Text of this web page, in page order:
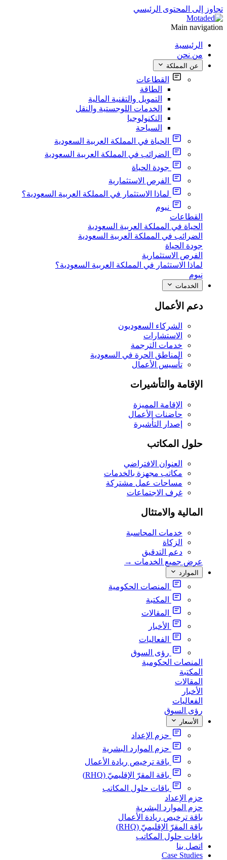
تجاوز إلى المحتوى الرئيسي
Main navigation
الرئيسية
من نحن
عن المملكة
القطاعات
الطاقة
التمويل والتقنية المالية
الخدمات اللوجستية والنقل
التكنولوجيا
السياحة
الحياة في المملكة العربية السعودية
الضرائب في المملكة العربية السعودية
جودة الحياة
الفرص الاستثمارية
لماذا الاستثمار في المملكة العربية السعودية؟
نيوم
القطاعات
الحياة في المملكة العربية السعودية
الضرائب في المملكة العربية السعودية
جودة الحياة
الفرص الاستثمارية
لماذا الاستثمار في المملكة العربية السعودية؟
نيوم
الخدمات
دعم الأعمال
الشركاء السعوديون
الاستشارات
خدمات الترجمة
المناطق الحرة في السعودية
تأسيس الأعمال
الإقامة والتأشيرات
الإقامة المميزة
حاضنات الأعمال
إصدار التأشيرة
حلول المكاتب
العنوان الافتراضي
مكاتب مجهزة بالخدمات
مساحات عمل مشتركة
غرف الاجتماعات
المالية والامتثال
خدمات المحاسبة
الزكاة
دعم التدقيق
عرض جميع الخدمات →
الموارد
المنصات الحكومية
المكتبة
المقالات
الأخبار
الفعاليات
رؤى السوق
المنصات الحكومية
المكتبة
المقالات
الأخبار
الفعاليات
رؤى السوق
الأسعار
حزم الإعداد
حزم الموارد البشرية
باقة ترخيص ريادة الأعمال
باقة المقرّ الإقليميّ (RHQ)
باقات حلول المكاتب
حزم الإعداد
حزم الموارد البشرية
باقة ترخيص ريادة الأعمال
باقة المقرّ الإقليميّ (RHQ)
باقات حلول المكاتب
اتصل بنا
Case Studies